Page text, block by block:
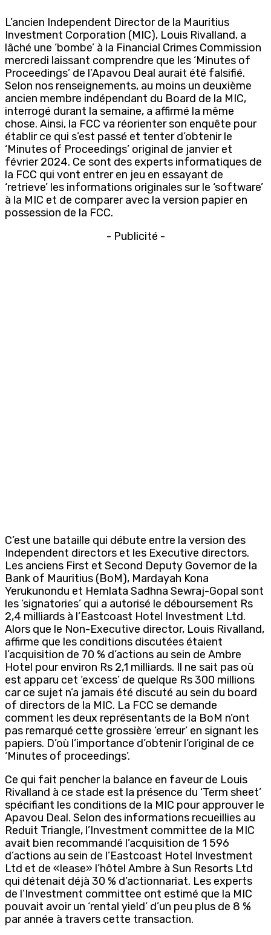
L’ancien Independent Director de la Mauritius
Investment Corporation (MIC), Louis Rivalland, a
lâché une ‘bombe’ à la Financial Crimes Commission
mercredi laissant comprendre que les ‘Minutes of
Proceedings’ de l’Apavou Deal aurait été falsifié.
Selon nos renseignements, au moins un deuxième
ancien membre indépendant du Board de la MIC,
interrogé durant la semaine, a affirmé la même
chose. Ainsi, la FCC va réorienter son enquête pour
établir ce qui s’est passé et tenter d’obtenir le
‘Minutes of Proceedings’ original de janvier et
février 2024. Ce sont des experts informatiques de
la FCC qui vont entrer en jeu en essayant de
‘retrieve’ les informations originales sur le ‘software’
à la MIC et de comparer avec la version papier en
possession de la FCC.
- Publicité -
C’est une bataille qui débute entre la version des
Independent directors et les Executive directors.
Les anciens First et Second Deputy Governor de la
Bank of Mauritius (BoM), Mardayah Kona
Yerukunondu et Hemlata Sadhna Sewraj-Gopal sont
les ‘signatories’ qui a autorisé le déboursement Rs
2,4 milliards à l’Eastcoast Hotel Investment Ltd.
Alors que le Non-Executive director, Louis Rivalland,
affirme que les conditions discutées étaient
l’acquisition de 70 % d’actions au sein de Ambre
Hotel pour environ Rs 2,1 milliards. Il ne sait pas où
est apparu cet ‘excess’ de quelque Rs 300 millions
car ce sujet n’a jamais été discuté au sein du board
of directors de la MIC. La FCC se demande
comment les deux représentants de la BoM n’ont
pas remarqué cette grossière ‘erreur’ en signant les
papiers. D’où l’importance d’obtenir l’original de ce
‘Minutes of proceedings’.
Ce qui fait pencher la balance en faveur de Louis
Rivalland à ce stade est la présence du ‘Term sheet’
spécifiant les conditions de la MIC pour approuver le
Apavou Deal. Selon des informations recueillies au
Reduit Triangle, l’Investment committee de la MIC
avait bien recommandé l’acquisition de 1 596
d’actions au sein de l’Eastcoast Hotel Investment
Ltd et de «lease» l’hôtel Ambre à Sun Resorts Ltd
qui détenait déjà 30 % d’actionnariat. Les experts
de l’Investment committee ont estimé que la MIC
pouvait avoir un ‘rental yield’ d’un peu plus de 8 %
par année à travers cette transaction.